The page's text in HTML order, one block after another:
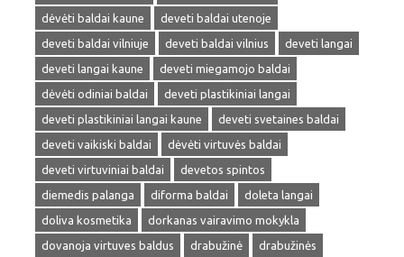
dėvėti baldai kaune
deveti baldai utenoje
deveti baldai vilniuje
deveti baldai vilnius
deveti langai
deveti langai kaune
deveti miegamojo baldai
dėvėti odiniai baldai
deveti plastikiniai langai
deveti plastikiniai langai kaune
deveti svetaines baldai
deveti vaikiski baldai
dėvėti virtuvės baldai
deveti virtuviniai baldai
devetos spintos
diemedis palanga
diforma baldai
doleta langai
doliva kosmetika
dorkanas vairavimo mokykla
dovanoja virtuves baldus
drabužinė
drabužinės